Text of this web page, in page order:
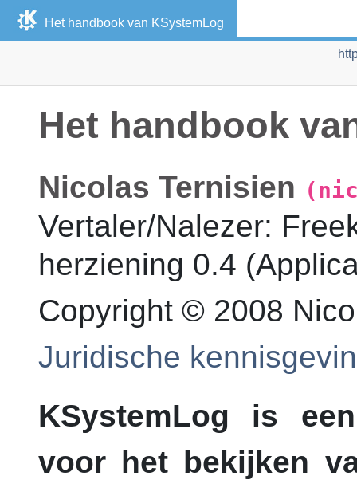
Het handbook van KSystemLog
Het handbook
Nicolas Ternisien
Vertaler/Nalezer:
herziening 0.4
Copyright © 2008
Juridische
KSystemLog is
voor het bekijken